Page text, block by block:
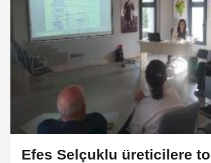
Efes Selçuklu üreticilere